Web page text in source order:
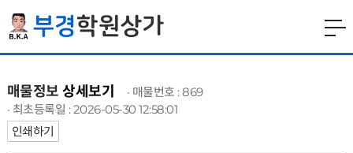
매물정보상세보기
· 매물번호 : 869
· 최초등록일 : 2026-05-30 12:58:01
인쇄하기